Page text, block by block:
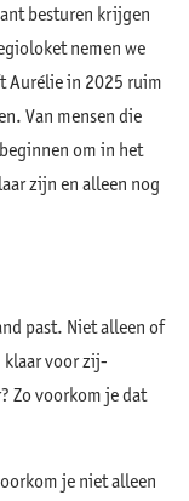
besturen krijgen
nemen we
Aurélie in 2025 ruim
Van mensen die
om in het
zijn en alleen nog
past. Niet alleen of
klaar voor zij-
Zo voorkom je dat
je niet alleen